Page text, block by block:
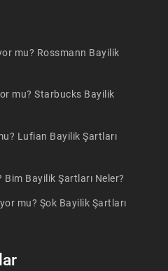
mu? Rossmann Bayilik
mu? Starbucks Bayilik
Lufian Bayilik Şartları
Bayilik Şartları Neler?
mu? Şok Bayilik Şartları